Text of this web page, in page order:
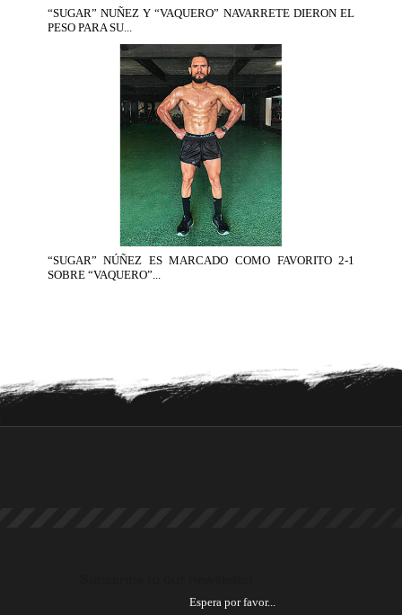
“SUGAR” NUÑEZ Y “VAQUERO” NAVARRETE DIERON EL
PESO PARA SU...
“SUGAR” NÚÑEZ ES MARCADO COMO FAVORITO 2-1
SOBRE “VAQUERO”...
Espera por favor...